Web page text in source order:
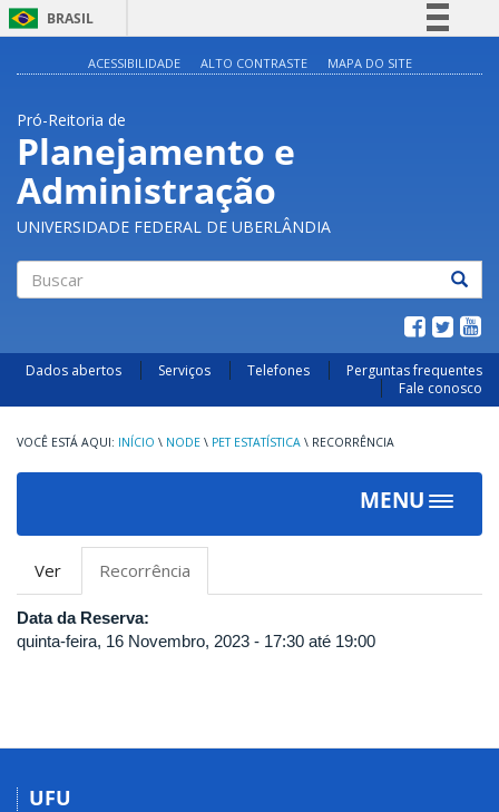
BRASIL
Acesso à informação
ACESSIBILIDADE ALTO CONTRASTE MAPA DO SITE
Pró-Reitoria de
Planejamento e
Administração
UNIVERSIDADE FEDERAL DE UBERLÂNDIA
Dados abertos Serviços Telefones
Perguntas frequentes
Fale conosco
INÍCIO \ NODE \ PET ESTATÍSTICA \ RECORRÊNCIA
MENU
Toggle
Abas
primárias
Ver Recorrência
ativa)
Data da Reserva:
quinta-feira, 16 Novembro, 2023 - 17:30 até 19:00
UFU